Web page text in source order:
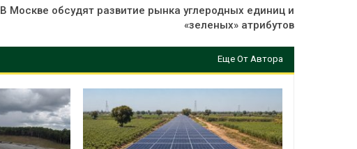
В Москве обсудят развитие рынка углеродных единиц и
«зеленых» атрибутов
Еще От Автора